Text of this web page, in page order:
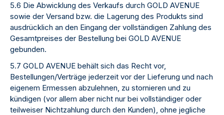
5.6 Die Abwicklung des Verkaufs durch GOLD AVENUE
sowie der Versand bzw. die Lagerung des Produkts sind
ausdrücklich an den Eingang der vollständigen Zahlung des
Gesamtpreises der Bestellung bei GOLD AVENUE
gebunden.
5.7 GOLD AVENUE behält sich das Recht vor,
Bestellungen/Verträge jederzeit vor der Lieferung und nach
eigenem Ermessen abzulehnen, zu stornieren und zu
kündigen (vor allem aber nicht nur bei vollständiger oder
teilweiser Nichtzahlung durch den Kunden), ohne jegliche